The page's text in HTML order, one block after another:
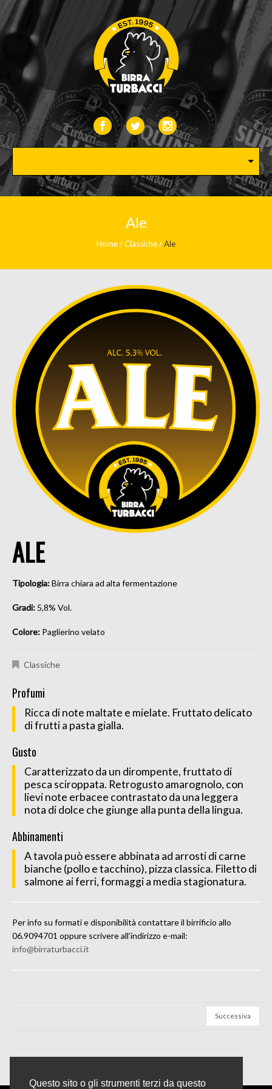
Questo sito o gli strumenti terzi da questo
Ale
Home Classiche Ale
ALE
Tipologia:Birra chiara ad alta fermentazione
Gradi: 5,8% Vol.
Colore: Paglierino velato
Classiche
Profumi
Ricca di note maltate e mielate. Fruttato delicato
di frutti a pasta gialla.
Gusto
Caratterizzato da un dirompente, fruttato di
pesca sciroppata. Retrogusto amarognolo, con
lievi note erbacee contrastato da una leggera
nota di dolce che giunge alla punta della lingua.
Abbinamenti
A tavola può essere abbinata ad arrosti di carne
bianche (pollo e tacchino), pizza classica. Filetto di
salmone ai ferri, formaggi a media stagionatura.
Per info su formati e disponibilità contattare il birrificio allo
06.9094701 oppure scrivere all’indirizzo e-mail:
info@birraturbacci.it
Successiva